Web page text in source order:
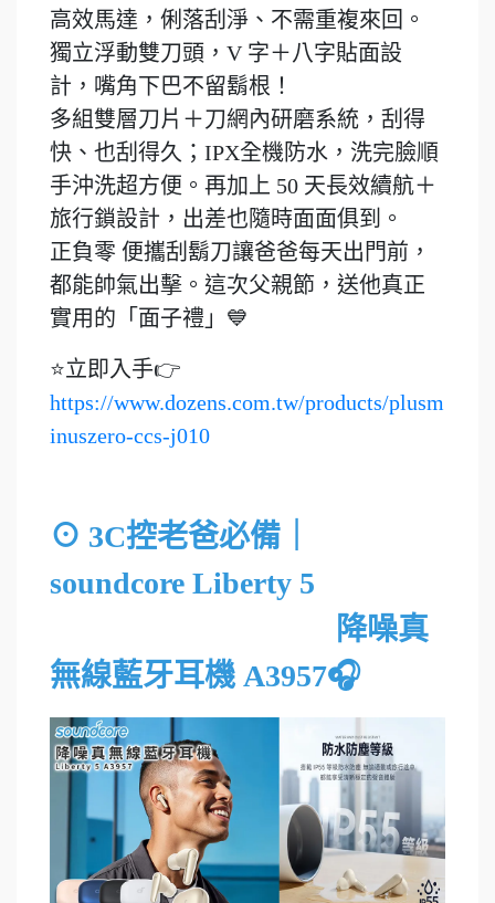
高效馬達，俐落刮淨、不需重複來回。
獨立浮動雙刀頭，V 字＋八字貼面設
計，嘴角下巴不留鬍根！
多組雙層刀片＋刀網內研磨系統，刮得
快、也刮得久；IPX全機防水，洗完臉順
手沖洗超方便。再加上 50 天長效續航＋
旅行鎖設計，出差也隨時面面俱到。
正負零 便攜刮鬍刀讓爸爸每天出門前，
都能帥氣出擊。這次父親節，送他真正
實用的「面子禮」💙
⭐立即入手👉
https://www.dozens.com.tw/products/plusm
inuszero-ccs-j010
⊙ 3C控老爸必備｜
soundcore Liberty 5
降噪真
無線藍牙耳機 A3957🎧